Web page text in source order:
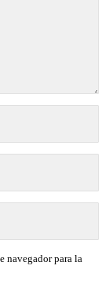
navegador para la